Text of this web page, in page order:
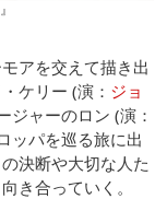
アを交えて描き出
ケリー (演： ジョ
ジャーのロン (演：
ッパを巡る旅に出
決断や大切な人た
き合っていく。